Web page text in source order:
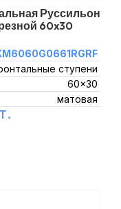
Руссильон
60x30
ступени
60x30
матовая